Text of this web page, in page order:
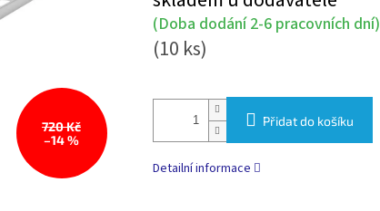
720 Kč
–14 %
cena:
(Doba dodání 2-6 pracovních dní)
(10 ks)
Přidat do košíku
Detailní informace